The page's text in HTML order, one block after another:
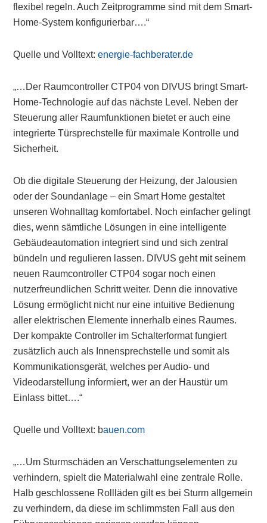
flexibel regeln. Auch Zeitprogramme sind mit dem Smart-
Home-System konfigurierbar….“
Quelle und Volltext:energie-fachberater.de
„…Der Raumcontroller CTP04 von DIVUS bringt Smart-
Home-Technologie auf das nächste Level. Neben der
Steuerung aller Raumfunktionen bietet er auch eine
integrierte Türsprechstelle für maximale Kontrolle und
Sicherheit.
Ob die digitale Steuerung der Heizung, der Jalousien
oder der Soundanlage – ein Smart Home gestaltet
unseren Wohnalltag komfortabel. Noch einfacher gelingt
dies, wenn sämtliche Lösungen in eine intelligente
Gebäudeautomation integriert sind und sich zentral
bündeln und regulieren lassen. DIVUS geht mit seinem
neuen Raumcontroller CTP04 sogar noch einen
nutzerfreundlichen Schritt weiter. Denn die innovative
Lösung ermöglicht nicht nur eine intuitive Bedienung
aller elektrischen Elemente innerhalb eines Raumes.
Der kompakte Controller im Schalterformat fungiert
zusätzlich auch als Innensprechstelle und somit als
Kommunikationsgerät, welches per Audio- und
Videodarstellung informiert, wer an der Haustür um
Einlass bittet….“
Quelle und Volltext: bauen.com
„…Um Sturmschäden an Verschattungselementen zu
verhindern, spielt die Materialwahl eine zentrale Rolle.
Halb geschlossene Rollläden gilt es bei Sturm allgemein
zu verhindern, da diese im schlimmsten Fall aus den